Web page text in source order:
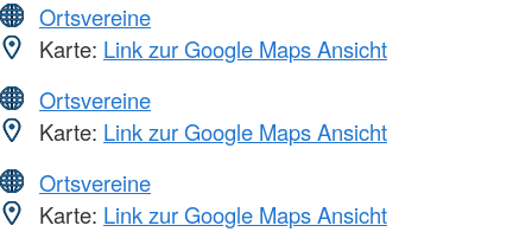
Ortsvereine
Karte: Link zur Google Maps Ansicht
Ortsvereine
Karte: Link zur Google Maps Ansicht
Ortsvereine
Karte: Link zur Google Maps Ansicht